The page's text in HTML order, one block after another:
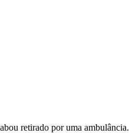
retirado por uma ambulância.